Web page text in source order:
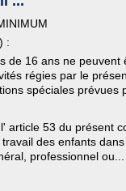
:
de 16 ans ne peuvent
régies par le
spéciales prévues
article 53 du présent
des enfants
professionnel ou...